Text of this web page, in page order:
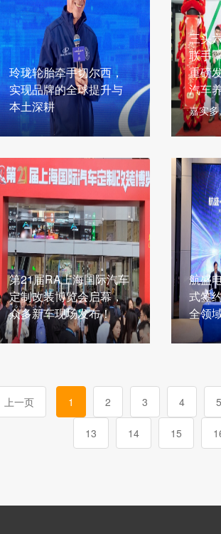
玲珑轮胎牵手切尔西，
实现品牌的全球提升与
本土深耕
三头
联手
重磅
汽车
嘉实
第21届RA上海国际汽车
定制改装博览会启幕，
众多新车现场发布！
航盛
式签
全领
上一页 1 2 3 4 5
13 14 15